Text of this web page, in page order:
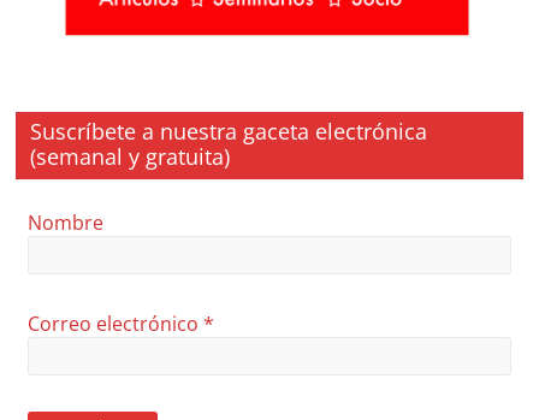
Suscríbete a nuestra gaceta electrónica
(semanal y gratuita)
Nombre
Correo electrónico*